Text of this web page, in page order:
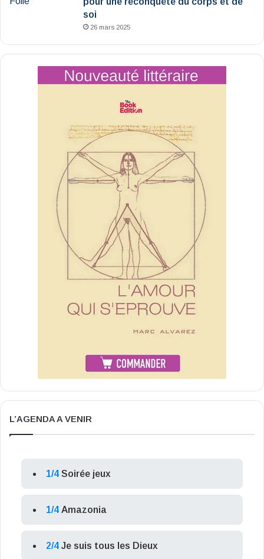
soi
26 mars 2025
L’AGENDA A VENIR
1/4 Soirée jeux
1/4 Amazonia
2/4 Je suis tous les Dieux